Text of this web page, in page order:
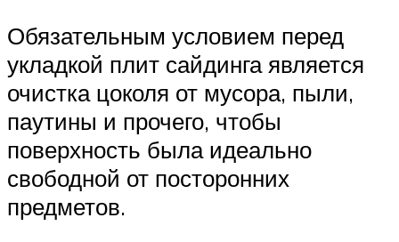
Обязательным условием перед
укладкой плит сайдинга является
очистка цоколя от мусора, пыли,
паутины и прочего, чтобы
поверхность была идеально
свободной от посторонних
предметов.